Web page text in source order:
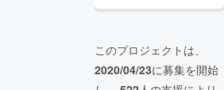
このプロジェクトは、
2020/04/23に募集を開始